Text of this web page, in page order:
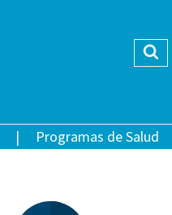
Programas de Salud